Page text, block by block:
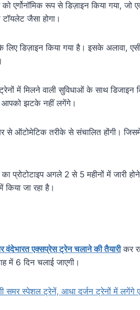
एर्गोनॉमिक रूप से डिज़ाइन किया गया, जो
जैसा होगा।
डिज़ाइन किया गया है। इसके अलावा,
में मिलने वाली सुविधाओं के साथ डिजाइन
आपको झटके नहीं लगेंगे।
से ऑटोमेटिक तरीके से संचालित होंगी।
प्रोटोटाइप अगले 2 से 5 महीनों में जारी
किया जा रहा है।
वंदेभारत एक्सप्रेस ट्रेन चलाने की तैयारीकर
में 6 दिन चलाई जाएगी।
स्पेशल ट्रेनें, आधा दर्जन ट्रेनों में लगेंगे